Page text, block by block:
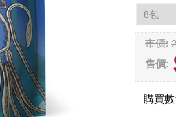
市價:
售價:
購買